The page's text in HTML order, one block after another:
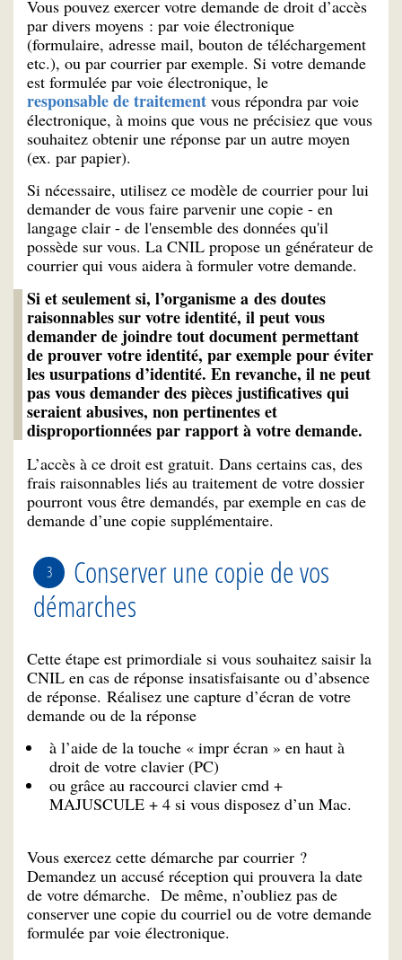
Vous pouvez exercer votre demande de droit d’accès
par divers moyens : par voie électronique
(formulaire, adresse mail, bouton de téléchargement
etc.), ou par courrier par exemple. Si votre demande
est formulée par voie électronique, le
responsable de traitement vous répondra par voie
électronique, à moins que vous ne précisiez que vous
souhaitez obtenir une réponse par un autre moyen
(ex. par papier).
Si nécessaire, utilisez ce modèle de courrier pour lui
demander de vous faire parvenir une copie - en
langage clair - de l'ensemble des données qu'il
possède sur vous. La CNIL propose un générateur de
courrier qui vous aidera à formuler votre demande.
Si et seulement si, l’organisme a des doutes
raisonnables sur votre identité, il peut vous
demander de joindre tout document permettant
de prouver votre identité, par exemple pour éviter
les usurpations d’identité. En revanche, il ne peut
pas vous demander des pièces justificatives qui
seraient abusives, non pertinentes et
disproportionnées par rapport à votre demande.
L’accès à ce droit est gratuit. Dans certains cas, des
frais raisonnables liés au traitement de votre dossier
pourront vous être demandés, par exemple en cas de
demande d’une copie supplémentaire.
Conserver une copie de vos
démarches
Cette étape est primordiale si vous souhaitez saisir la
CNIL en cas de réponse insatisfaisante ou d’absence
de réponse. Réalisez une capture d’écran de votre
demande ou de la réponse
à l’aide de la touche « impr écran » en haut à
droit de votre clavier (PC)
ou grâce au raccourci clavier cmd +
MAJUSCULE + 4 si vous disposez d’un Mac.
Vous exercez cette démarche par courrier ?
Demandez un accusé réception qui prouvera la date
de votre démarche. De même, n’oubliez pas de
conserver une copie du courriel ou de votre demande
formulée par voie électronique.